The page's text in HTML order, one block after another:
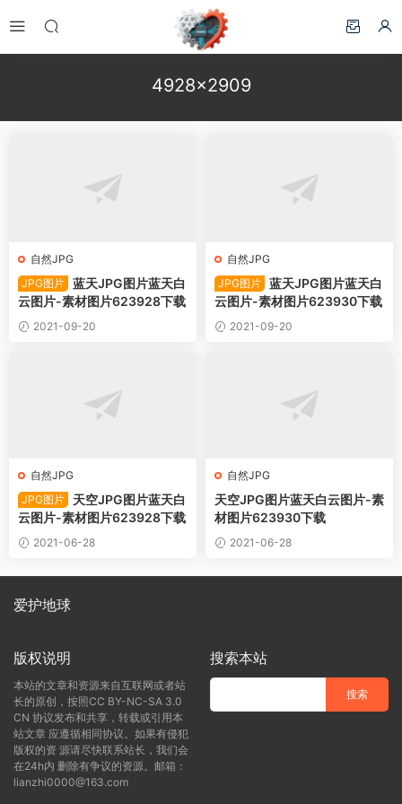
4928×2909
自然JPG
JPG图片 蓝天JPG图片蓝天白
云图片-素材图片623928下载
2021-09-20
自然JPG
JPG图片 蓝天JPG图片蓝天白
云图片-素材图片623930下载
2021-09-20
自然JPG
JPG图片
天空JPG图片蓝天白
云图片-素材图片623928下载
2021-06-28
自然JPG
天空JPG图片蓝天白云图片-素
材图片623930下载
2021-06-28
爱护地球
版权说明
本站的文章和资源来自互联网或者站
长的原创，按照CC BY-NC-SA 3.0
CN 协议发布和共享，转载或引用本
站文章 应遵循相同协议。如果有侵犯
版权的资 源请尽快联系站长，我们会
在24h内 删除有争议的资源。邮箱：
lianzhi0000@163.com
搜索本站